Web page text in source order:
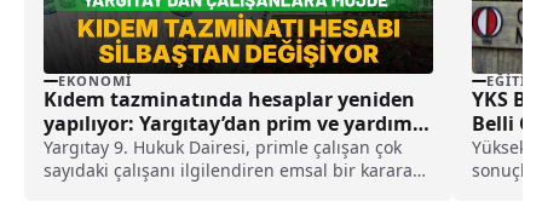
EKONOMI
Kıdem tazminatında hesaplar yeniden
yapılıyor: Yargıtay’dan prim ve yardım
ödemeleri için emsal karar
Yargıtay 9. Hukuk Dairesi, primle çalışan çok
sayıdaki çalışanı ilgilendiren emsal bir karara
EĞITIM
YKS
Belli